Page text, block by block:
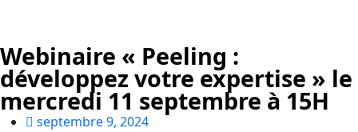
Webinaire « Peeling :
développez votre expertise » le
mercredi 11 septembre à 15H
septembre 9, 2024